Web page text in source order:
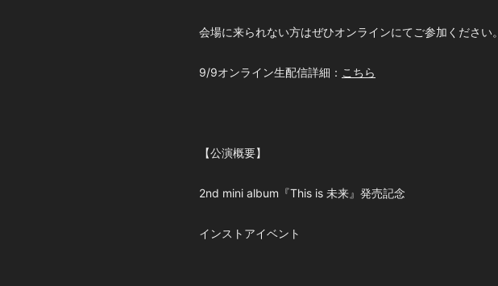
会場に来られない方はぜひオンラインにてご参加ください。
9/9オンライン生配信詳細： こちら
【公演概要】
2nd mini album『This is 未来』発売記念
インストアイベント